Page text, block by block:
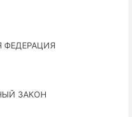
ФЕДЕРАЦИЯ
ЗАКОН